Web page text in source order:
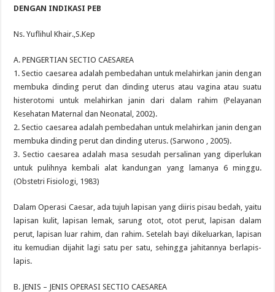
DENGAN INDIKASI PEB
Ns. Yuflihul Khair.,S.Kep
A. PENGERTIAN SECTIO CAESAREA
1. Sectio caesarea adalah pembedahan untuk melahirkan janin dengan
membuka dinding perut dan dinding uterus atau vagina atau suatu
histerotomi untuk melahirkan janin dari dalam rahim (Pelayanan
Kesehatan Maternal dan Neonatal, 2002).
2. Sectio caesarea adalah pembedahan untuk melahirkan janin dengan
membuka dinding perut dan dinding uterus. (Sarwono , 2005).
3. Sectio caesarea adalah masa sesudah persalinan yang diperlukan
untuk pulihnya kembali alat kandungan yang lamanya 6 minggu.
(Obstetri Fisiologi, 1983)
Dalam Operasi Caesar, ada tujuh lapisan yang diiris pisau bedah, yaitu
lapisan kulit, lapisan lemak, sarung otot, otot perut, lapisan dalam
perut, lapisan luar rahim, dan rahim. Setelah bayi dikeluarkan, lapisan
itu kemudian dijahit lagi satu per satu, sehingga jahitannya berlapis-
lapis.
B. JENIS – JENIS OPERASI SECTIO CAESAREA